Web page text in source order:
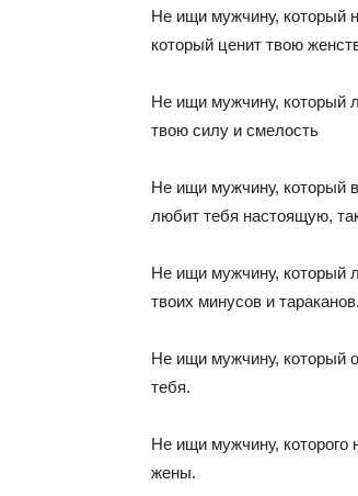
Не ищи мужчину, который
который ценит твою
Не ищи мужчину, который
твою силу и смелость
Не ищи мужчину, который
любит тебя настоящую,
Не ищи мужчину, который
твоих минусов и тараканов.
Не ищи мужчину, который
тебя.
Не ищи мужчину, которого
жены.